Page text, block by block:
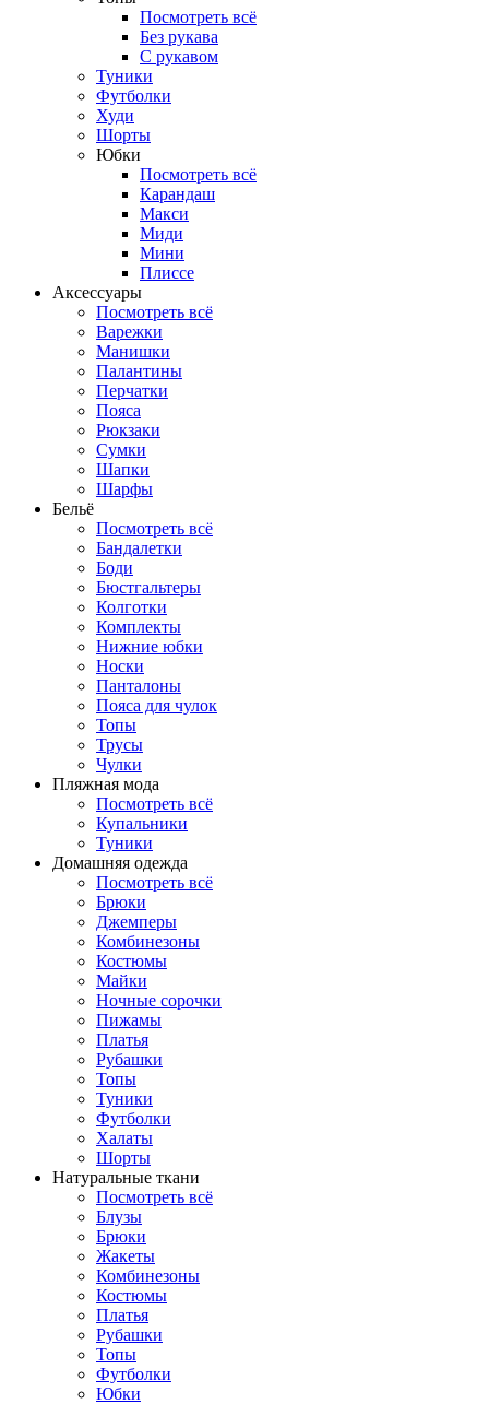
Посмотреть всё
Без рукава
С рукавом
Туники
Футболки
Худи
Шорты
Юбки
Посмотреть всё
Карандаш
Макси
Миди
Мини
Плиссе
Аксессуары
Посмотреть всё
Варежки
Манишки
Палантины
Перчатки
Пояса
Рюкзаки
Сумки
Шапки
Шарфы
Бельё
Посмотреть всё
Бандалетки
Боди
Бюстгальтеры
Колготки
Комплекты
Нижние юбки
Носки
Панталоны
Поясa для чулок
Топы
Трусы
Чулки
Пляжная мода
Посмотреть всё
Купальники
Туники
Домашняя одежда
Посмотреть всё
Брюки
Джемперы
Комбинезоны
Костюмы
Майки
Ночные сорочки
Пижамы
Платья
Рубашки
Топы
Туники
Футболки
Халаты
Шорты
Натуральные ткани
Посмотреть всё
Блузы
Брюки
Жакеты
Комбинезоны
Костюмы
Платья
Рубашки
Топы
Футболки
Юбки